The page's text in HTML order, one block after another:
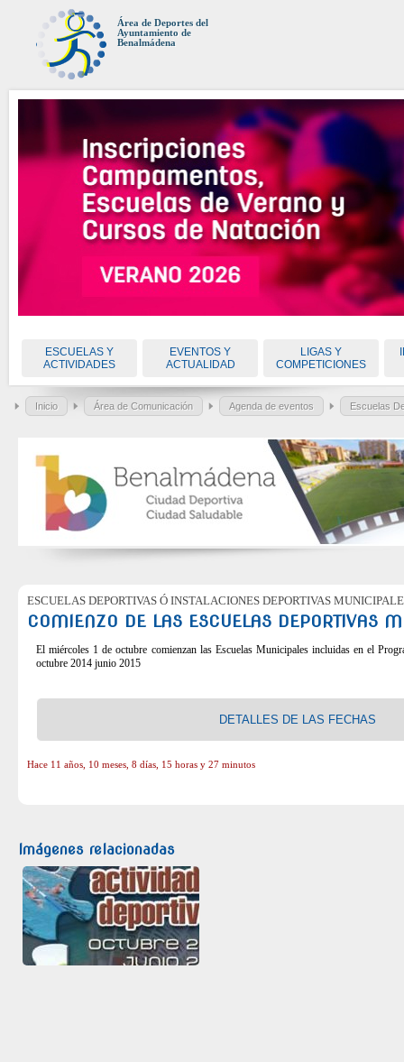
Área de Deportes del
Ayuntamiento de
Benalmádena
ESCUELAS Y
ACTIVIDADES
EVENTOS Y
ACTUALIDAD
LIGAS Y
COMPETICIONES
Inicio Área de Comunicación Agenda de eventos Escuelas
ESCUELAS DEPORTIVAS Ó INSTALACIONES DEPORTIVAS
COMIENZO DE LAS ESCUELAS DEPORTIVAS
El miércoles 1 de octubre comienzan las Escuelas Municipales incluidas en el
octubre 2014 junio 2015
DETALLES DE LAS FECHAS
Hace 11 años, 10 meses, 8 días, 15 horas y 27 minutos
Imágenes relacionadas